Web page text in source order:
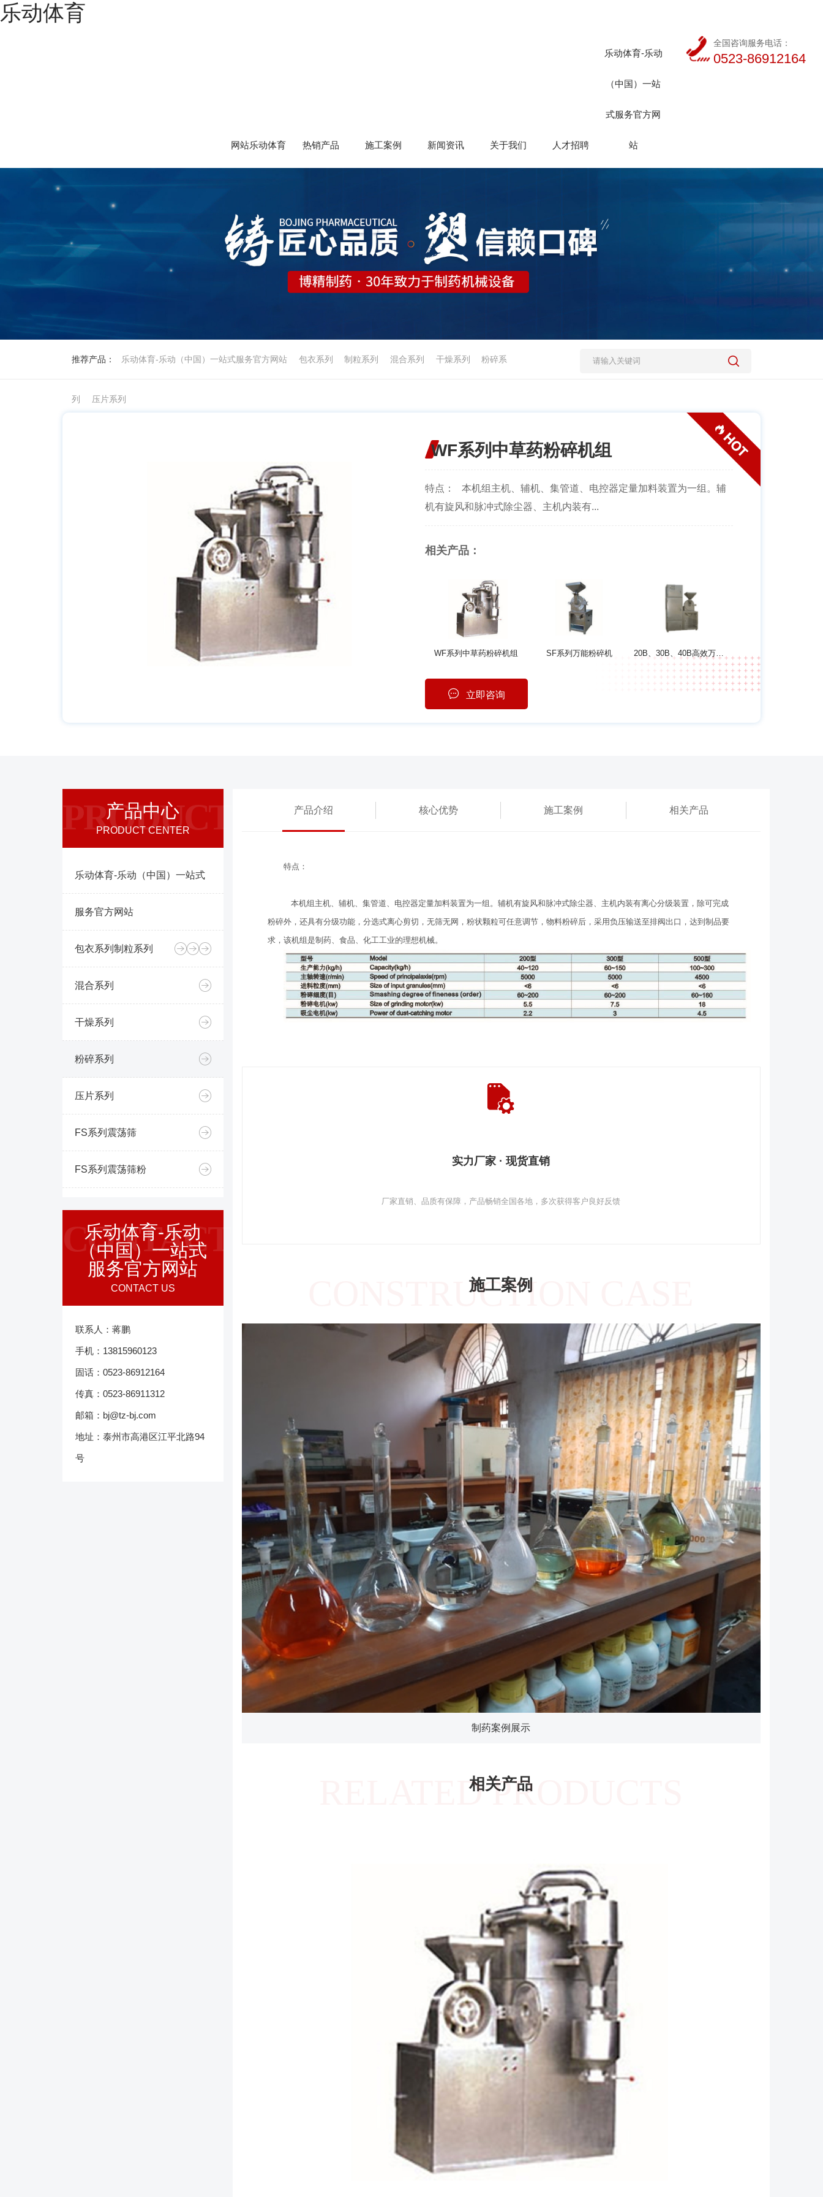
乐动体育
网站乐动体育 热销产品 施工案例 新闻资讯 关于我们 人才招聘
乐动体育-乐动
（中国）一站
式服务官方网
站
全国咨询服务电话：
0523-86912164
推荐产品： 乐动体育-乐动（中国）一站式服务官方网站 包衣系列 制粒系列 混合系列 干燥系列 粉碎系
列 压片系列
WF系列中草药粉碎机组
特点： 本机组主机、辅机、集管道、电控器定量加料装置为一组。辅
机有旋风和脉冲式除尘器、主机内装有...
相关产品：
WF系列中草药粉碎机组 SF系列万能粉碎机 20B、30B、40B高效万能除尘粉碎机组
立即咨询
产品中心
PRODUCT CENTER
PRODUCT
乐动体育-乐动（中国）一站式
服务官方网站
包衣系列 制粒系列
混合系列
干燥系列
粉碎系列
压片系列
FS系列震荡筛
FS系列震荡筛粉
乐动体育-乐动
（中国）一站式
服务官方网站
CONTACT US
CONTACT
联系人：蒋鹏
手机：13815960123
固话：0523-86912164
传真：0523-86911312
邮箱：bj@tz-bj.com
地址：泰州市高港区江平北路94
号
产品介绍 核心优势 施工案例 相关产品
特点：
本机组主机、辅机、集管道、电控器定量加料装置为一组。辅机有旋风和脉冲式除尘器、主机内装有离心分级装置，除可完成
粉碎外，还具有分级功能，分选式离心剪切，无筛无网，粉状颗粒可任意调节，物料粉碎后，采用负压输送至排阀出口，达到制品要
求，该机组是制药、食品、化工工业的理想机械。
实力厂家 · 现货直销
厂家直销、品质有保障，产品畅销全国各地，多次获得客户良好反馈
施工案例
CONSTRUCTION CASE
制药案例展示
相关产品
RELATED PRODUCTS